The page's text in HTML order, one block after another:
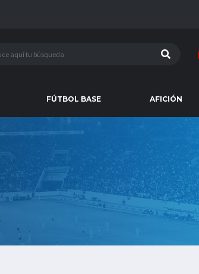
FÚTBOL BASE AFICIÓN